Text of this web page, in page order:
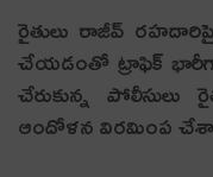
రైతులు రాజీవ్ రహదారిపై
చేయ‌డంతో ట్రాఫిక్
చేరుకున్న
ఆందోళన విరమింప